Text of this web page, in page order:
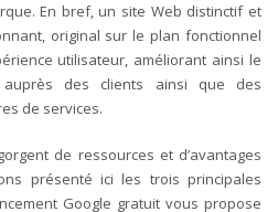
En bref, un site Web distinctif et
original sur le plan fonctionnel
utilisateur, améliorant ainsi le
des clients ainsi que des
de services.
de ressources et d’avantages
présenté ici les trois principales
Google gratuit vous propose